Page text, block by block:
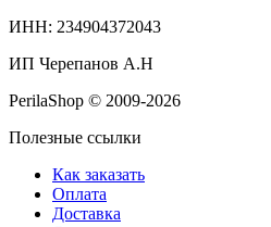
ИНН: 234904372043
ИП Черепанов А.Н
PerilaShop © 2009-2026
Полезные ссылки
Как заказать
Оплата
Доставка